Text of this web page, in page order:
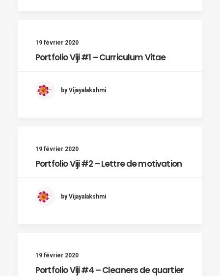
19 février 2020
Portfolio Viji #1 – Curriculum Vitae
by Vijayalakshmi
19 février 2020
Portfolio Viji #2 – Lettre de motivation
by Vijayalakshmi
19 février 2020
Portfolio Viji #4 – Cleaners de quartier